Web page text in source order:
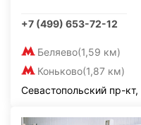
+7 (499) 653-72-12
Беляево(1,59 км)
Коньково(1,87 км)
Севастопольский пр-